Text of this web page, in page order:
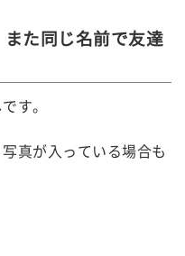
た同じ名前で友達
す。
真が入っている場合も